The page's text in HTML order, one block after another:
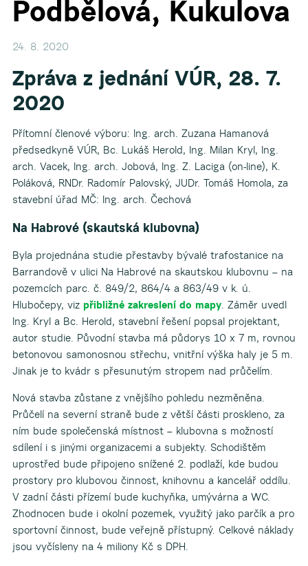
Podbělová, Kukulova
24. 8. 2020
Zpráva z jednání VÚR, 28. 7.
2020
Přítomní členové výboru: Ing. arch. Zuzana Hamanová
předsedkyně VÚR, Bc. Lukáš Herold, Ing. Milan Kryl, Ing.
arch. Vacek, Ing. arch. Jobová, Ing. Z. Laciga (on-line), K.
Poláková, RNDr. Radomír Palovský, JUDr. Tomáš Homola, za
stavební úřad MČ: Ing. arch. Čechová
Na Habrové (skautská klubovna)
Byla projednána studie přestavby bývalé trafostanice na
Barrandově v ulici Na Habrové na skautskou klubovnu – na
pozemcích parc. č. 849/2, 864/4 a 863/49 v k. ú.
Hlubočepy, viz přibližné zakreslení do mapy. Záměr uvedl
Ing. Kryl a Bc. Herold, stavební řešení popsal projektant,
autor studie. Původní stavba má půdorys 10 x 7 m, rovnou
betonovou samonosnou střechu, vnitřní výška haly je 5 m.
Jinak je to kvádr s přesunutým stropem nad průčelím.
Nová stavba zůstane z vnějšího pohledu nezměněna.
Průčelí na severní straně bude z větší části proskleno, za
ním bude společenská místnost – klubovna s možností
sdílení i s jinými organizacemi a subjekty. Schodištěm
uprostřed bude připojeno snížené 2. podlaží, kde budou
prostory pro klubovou činnost, knihovnu a kancelář oddílu.
V zadní části přízemí bude kuchyňka, umývárna a WC.
Zhodnocen bude i okolní pozemek, využitý jako parčík a pro
sportovní činnost, bude veřejně přístupný. Celkové náklady
jsou vyčísleny na 4 miliony Kč s DPH.